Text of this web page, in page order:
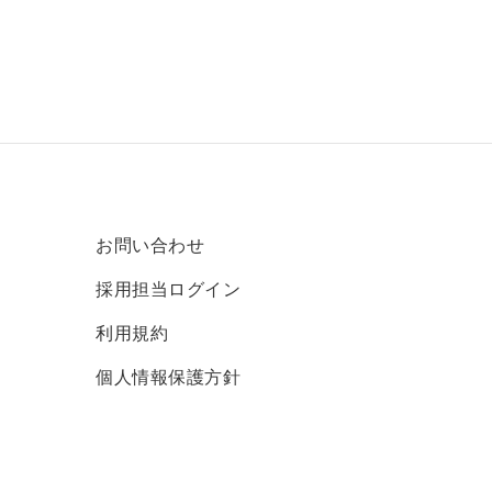
お問い合わせ
採用担当ログイン
利用規約
個人情報保護方針